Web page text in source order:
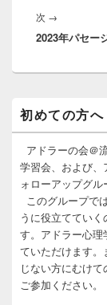
ゲ
ー
シ
次 →
の
稿:
2023年パセー
イ
ン
イ
ィ
ジ
ト
初めての方へ
アドラーの会＠
学習会、および
ォローアップグル
このグループで
うに役立ててい
す。アドラー心理
ていただけます
じない方にむけ
ご参加ください。